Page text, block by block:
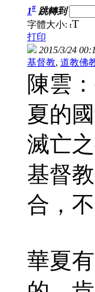
1# 跳轉到
字體大小: tT
打印
2015/3/24
基督教, 道教佛
陳雲
夏的
滅亡
基督
合，
華夏